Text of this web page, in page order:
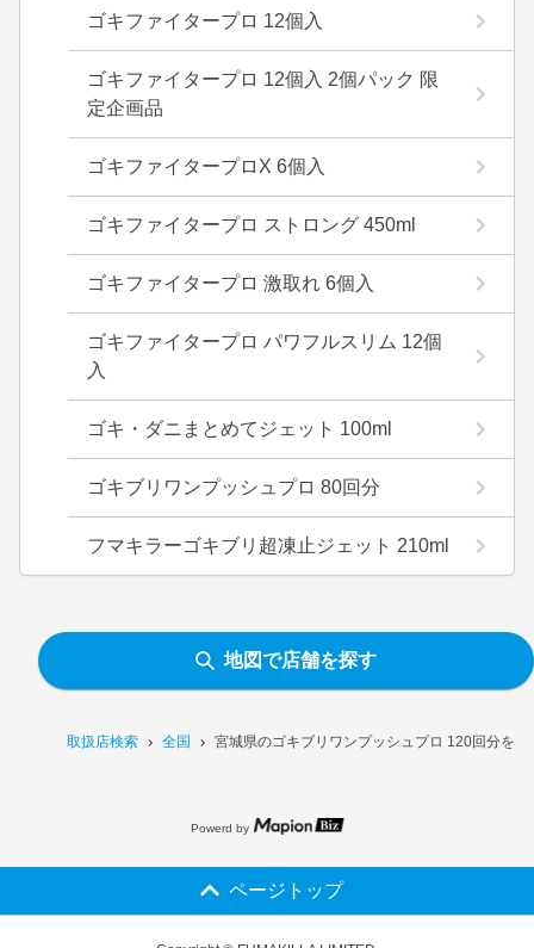
取扱店検索 全国 宮城県のゴキブリワンプッシュプロ 120回分を扱
ゴキファイタープロ 12個入
ゴキファイタープロ 12個入 2個パック 限
定企画品
ゴキファイタープロX 6個入
ゴキファイタープロ ストロング 450ml
ゴキファイタープロ 激取れ 6個入
ゴキファイタープロ パワフルスリム 12個
入
ゴキ・ダニまとめてジェット 100ml
ゴキブリワンプッシュプロ 80回分
フマキラーゴキブリ超凍止ジェット 210ml
地図で店舗を探す
Powerd by
ページトップ